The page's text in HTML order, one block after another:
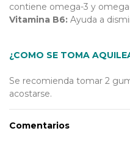
contiene omega-3 y
Vitamina B6: Ayuda a
¿COMO SE TOMA
Se recomienda tomar 2
acostarse.
Comentarios